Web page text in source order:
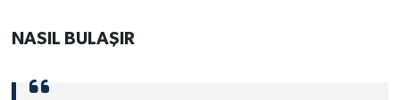
NASIL BULAŞIR